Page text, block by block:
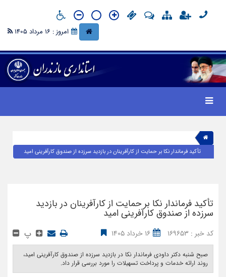
امروز : 16 مرداد 1405
تأکید فرماندار نکا بر حمایت از کارآفرینان در بازدید سرزده از صندوق کارآفرینی امید
تأکید فرماندار نکا بر حمایت از کارآفرینان در بازدید
سرزده از صندوق کارآفرینی امید
کد خبر : 169653 16 خرداد 1405 پ
صبح شنبه دکتر داودی فرماندار نکا در بازدید سرزده از صندوق کارآفرینی امید،
روند ارائه خدمات و پرداخت تسهیلات را مورد بررسی قرار داد. ‎